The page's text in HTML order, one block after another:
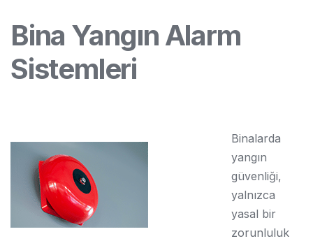
Bina Yangın Alarm
Sistemleri
Binalarda
yangın
güvenliği,
yalnızca
yasal bir
zorunluluk